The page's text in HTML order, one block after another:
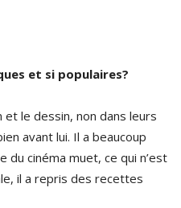
et si populaires?
le dessin, non dans leurs
avant lui. Il a beaucoup
cinéma muet, ce qui n’est
il a repris des recettes